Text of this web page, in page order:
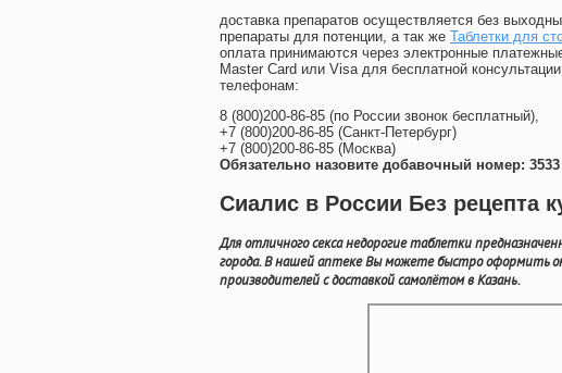
доставка препаратов осуществляется без
препараты для потенции, а так же Таблетки для
оплата принимаются через электронные
Master Card или Visa для бесплатной
телефонам:
8 (800)200-86-85 (по России звонок бесплатный),
+7 (800)200-86-85 (Санкт-Петербург)
+7 (800)200-86-85 (Москва)
Обязательно назовите добавочный номер: 3533
Сиалис в России Без рецепта
Для отличного секса недорогие таблетки
города. В нашей аптеке Вы можете быстро оформить
производителей с доставкой самолётом в Казань.